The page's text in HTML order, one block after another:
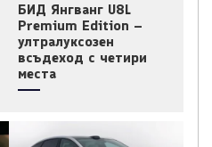
БИД Янгванг U8L
Premium Edition –
ултралуксозен
всъдеход с четири
места